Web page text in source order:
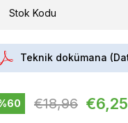
Stok Kodu
Teknik dokümana
60
€18,96 €6,25